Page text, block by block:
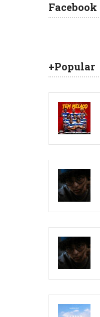
Facebook
+Popular